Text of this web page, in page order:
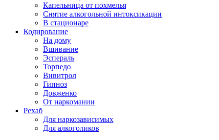
Капельница от похмелья
Снятие алкогольной интоксикации
В стационаре
Кодирование
На дому
Вшивание
Эспераль
Торпедо
Вивитрол
Гипноз
Довженко
От наркомании
Рехаб
Для наркозависимых
Для алкоголиков